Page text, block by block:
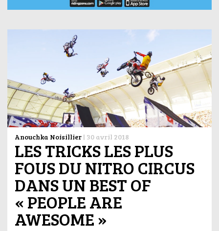
Anouchka Noisillier | 30 avril 2018
LES TRICKS LES PLUS
FOUS DU NITRO CIRCUS
DANS UN BEST OF
« PEOPLE ARE
AWESOME »